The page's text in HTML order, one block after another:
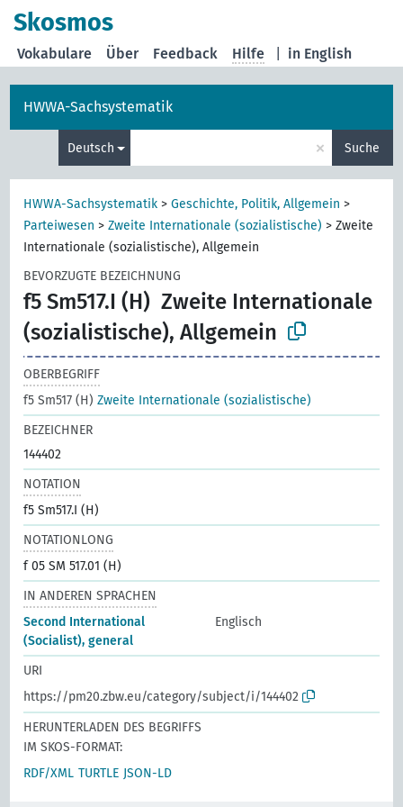
Skosmos
in English
Vokabulare Über Feedback Hilfe
HWWA-Sachsystematik
Deutsch × Suche
HWWA-Sachsystematik >Geschichte, Politik, Allgemein >
Parteiwesen >Zweite Internationale (sozialistische) >Zweite
Internationale (sozialistische), Allgemein
BEVORZUGTE BEZEICHNUNG
f5 Sm517.I (H) Zweite Internationale
(sozialistische), Allgemein
OBERBEGRIFF
f5 Sm517 (H)Zweite Internationale (sozialistische)
BEZEICHNER
144402
NOTATION
f5 Sm517.I (H)
NOTATIONLONG
f 05 SM 517.01 (H)
IN ANDEREN SPRACHEN
Second International
(Socialist), general
Englisch
URI
https://pm20.zbw.eu/category/subject/i/144402
HERUNTERLADEN DES BEGRIFFS
IM SKOS-FORMAT:
RDF/XML TURTLE JSON-LD